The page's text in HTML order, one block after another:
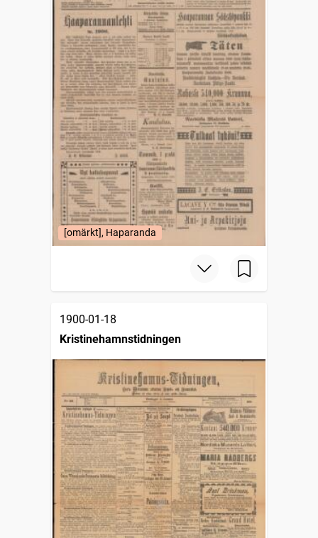
[omärkt], Haparanda
1900-01-18
Kristinehamnstidningen